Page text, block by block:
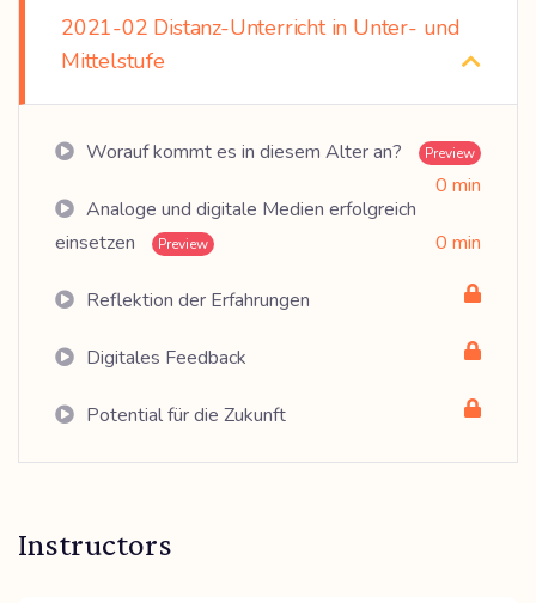
2021-02 Distanz-Unterricht in Unter- und
Mittelstufe
Worauf kommt es in diesem Alter an? Preview
0 min
Analoge und digitale Medien erfolgreich
einsetzen
Preview 0 min
Reflektion der Erfahrungen
Digitales Feedback
Potential für die Zukunft
Instructors